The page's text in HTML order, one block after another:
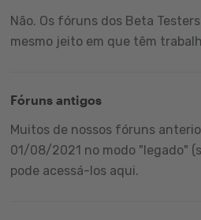
Não. Os fóruns dos Beta
mesmo jeito em que têm
Fóruns antigos
Muitos de nossos fóruns
01/08/2021 no modo "legado"
pode acessá-los aqui.